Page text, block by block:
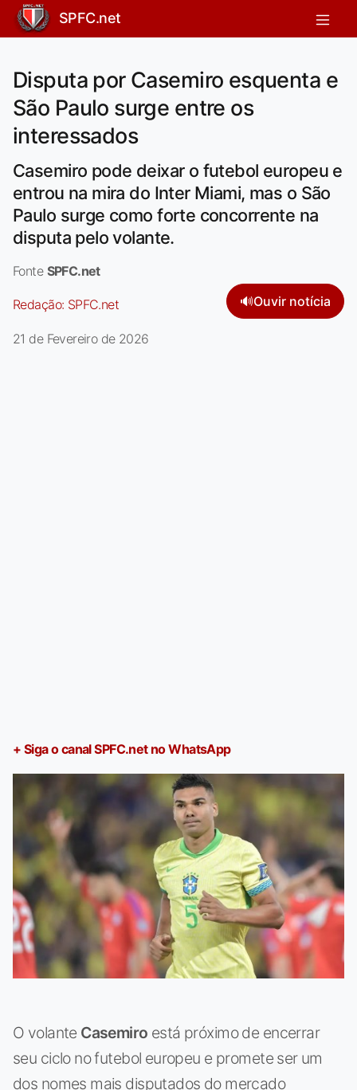
SPFC.net
Disputa por Casemiro esquenta e
São Paulo surge entre os
interessados
Casemiro pode deixar o futebol europeu e
entrou na mira do Inter Miami, mas o São
Paulo surge como forte concorrente na
disputa pelo volante.
Fonte SPFC.net
Redação: SPFC.net 🔊Ouvir notícia
21 de Fevereiro de 2026
+ Siga o canal SPFC.net no WhatsApp
O volante Casemiro está próximo de encerrar
seu ciclo no futebol europeu e promete ser um
dos nomes mais disputados do mercado